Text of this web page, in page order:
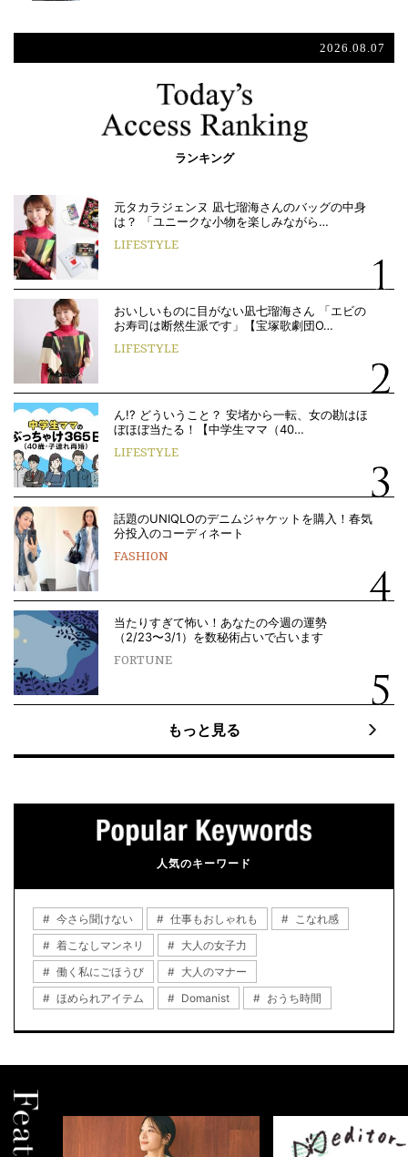
2026.08.07
ランキング
元タカラジェンヌ 凪七瑠海さんのバッグの中身
は？ 「ユニークな小物を楽しみながら…
LIFESTYLE
おいしいものに目がない凪七瑠海さん 「エビの
お寿司は断然生派です」【宝塚歌劇団O…
LIFESTYLE
ん!? どういうこと？ 安堵から一転、女の勘はほ
ぼほぼ当たる！【中学生ママ（40…
LIFESTYLE
話題のUNIQLOのデニムジャケットを購入！春気
分投入のコーディネート
FASHION
当たりすぎて怖い！あなたの今週の運勢
（2/23〜3/1）を数秘術占いで占います
FORTUNE
もっと見る
人気のキーワード
今さら聞けない 仕事もおしゃれも
こなれ感
着こなしマンネリ
大人の女子力
働く私にごほうび
大人のマナー
ほめられアイテム
Domanist おうち時間